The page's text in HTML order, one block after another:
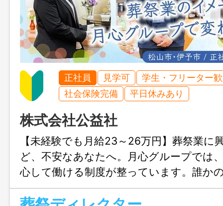
正社員 見学可
学生・フリーター
社会保険完備
平日休みあり
株式会社公益社
【未経験でも月給23～26万円】葬祭業に
ど、不安なあなたへ。月心グループでは
心して働ける制度が整っています。誰か
とに、知識は必要ありません。❝人に喜ん
い❞という気持ちがあれば、成長してい